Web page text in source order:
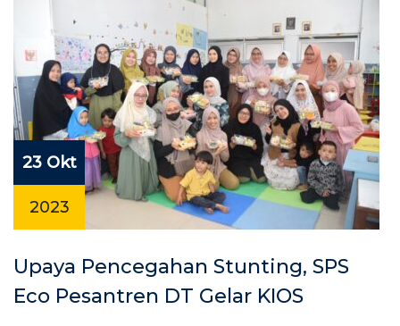
23 Okt
2023
Upaya Pencegahan Stunting, SPS
Eco Pesantren DT Gelar KIOS